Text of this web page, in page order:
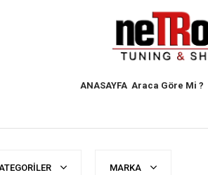
ANASAYFA Araca Göre Mi ?
MARKA